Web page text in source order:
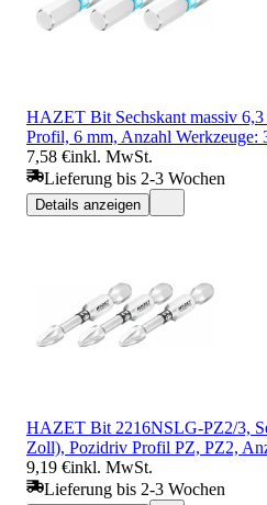
HAZET Bit Sechskant massiv
Profil, 6 mm, Anzahl Werkzeuge:
7,58 €inkl. MwSt.
Lieferung bis 2-3 Wochen
Details anzeigen
HAZET Bit 2216NSLG-PZ2/3,
Zoll), Pozidriv Profil PZ, PZ2,
9,19 €inkl. MwSt.
Lieferung bis 2-3 Wochen